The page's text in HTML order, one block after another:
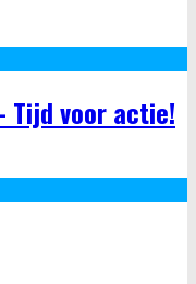
Tijd voor actie!